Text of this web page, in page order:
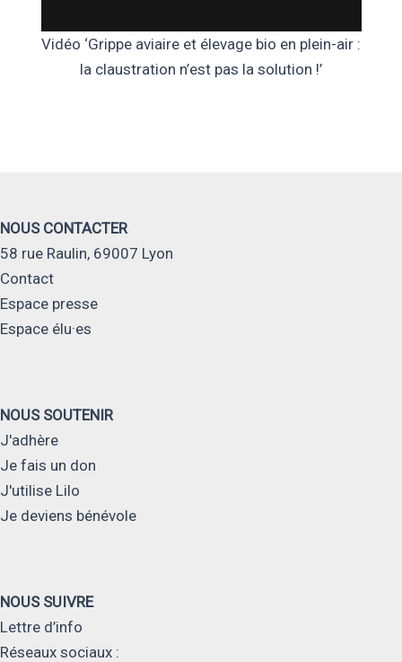
Vidéo ‘Grippe aviaire et élevage bio en plein-air :
la claustration n’est pas la solution !’
NOUS CONTACTER
58 rue Raulin, 69007 Lyon
Contact
Espace presse
Espace élu·es
NOUS SOUTENIR
J'adhère
Je fais un don
J'utilise Lilo
Je deviens bénévole
NOUS SUIVRE
Lettre d’info
Réseaux sociaux :